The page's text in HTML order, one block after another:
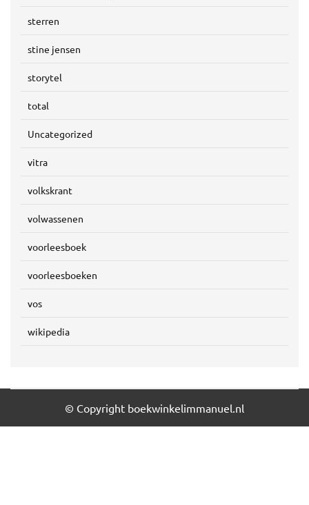
sterren
stine jensen
storytel
total
Uncategorized
vitra
volkskrant
volwassenen
voorleesboek
voorleesboeken
vos
wikipedia
© Copyright boekwinkelimmanuel.nl